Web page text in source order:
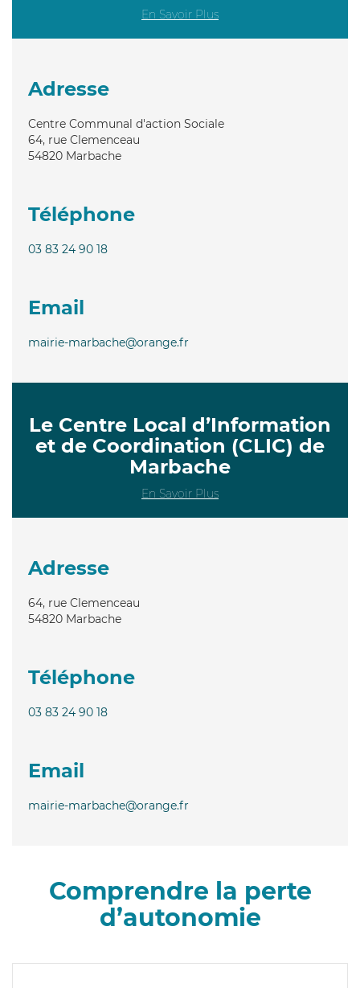
En Savoir Plus
Adresse
Centre Communal d'action Sociale
64, rue Clemenceau
54820 Marbache
Téléphone
03 83 24 90 18
Email
mairie-marbache@orange.fr
Le Centre Local d’Information
et de Coordination (CLIC) de
Marbache
En Savoir Plus
Adresse
64, rue Clemenceau
54820 Marbache
Téléphone
03 83 24 90 18
Email
mairie-marbache@orange.fr
Comprendre la perte
d’autonomie